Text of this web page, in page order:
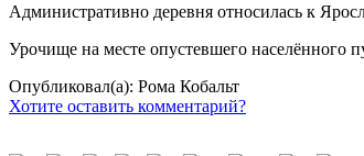
Административно деревня относилась к
Урочище на месте опустевшего населённого
Опубликовал(а): Рома Кобальт
Хотите оставить комментарий?